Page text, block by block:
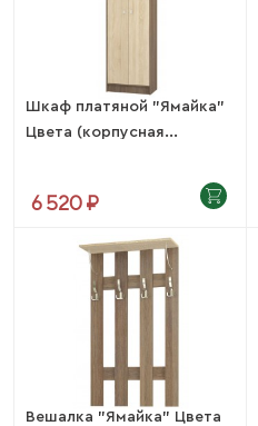
Шкаф платяной "Ямайка"
Цвета (корпусная...
6 520 ₽
Вешалка "Ямайка" Цвета